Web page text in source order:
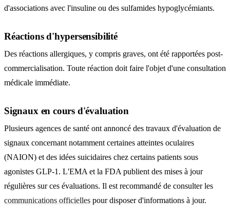
d'associations avec l'insuline ou des sulfamides hypoglycémiants.
Réactions d'hypersensibilité
Des réactions allergiques, y compris graves, ont été rapportées post-
commercialisation. Toute réaction doit faire l'objet d'une consultation
médicale immédiate.
Signaux en cours d'évaluation
Plusieurs agences de santé ont annoncé des travaux d'évaluation de
signaux concernant notamment certaines atteintes oculaires
(NAION) et des idées suicidaires chez certains patients sous
agonistes GLP-1. L'EMA et la FDA publient des mises à jour
régulières sur ces évaluations. Il est recommandé de consulter les
communications officielles pour disposer d'informations à jour.